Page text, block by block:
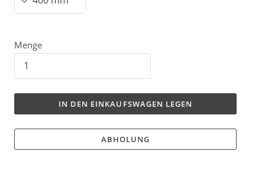
Menge
IN DEN EINKAUFSWAGEN LEGEN
ABHOLUNG